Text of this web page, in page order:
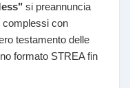
si preannuncia
complessi con
testamento delle
formato STREA fin